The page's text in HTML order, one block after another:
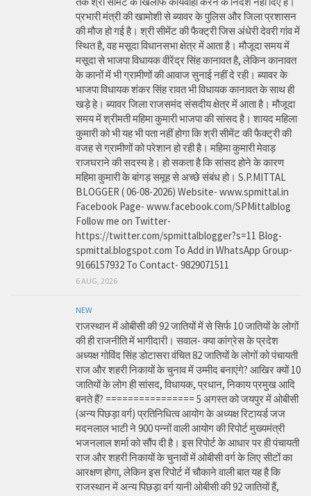
प्रभारी मंत्री की खामोशी से ब्यावर के पुलिस और जिला प्रशासन
की मौज हो गई है। श्री सीमेंट की फैक्ट्री जिस अंधेरी देवरी गांव में
स्थित है, वह मसूदा विधानसभा क्षेत्र में आता है। मौजूदा समय में
मसूदा से भाजपा विधायक वीरेंद्र सिंह कानावत है, लेकिन कानावत
के कानों में भी ग्रामीणों की आवाज सुनाई नहीं दे रही। ब्यावर के
भाजपा विधायक शंकर सिंह रावत भी विधायक कानावत के साथ ही
खड़े हे। ब्यावर जिला राजसमंद संसदीय क्षेत्र में आता है। मौजूदा
समय में श्रीमती महिमा कुमारी भाजपा की सांसद है। शायद महिला
कुमारी को भी यह भी पता नहीं होगा कि श्री सीमेंट की फैक्ट्री की
वजह से ग्रामीणों को परेशान हो रही है। महिमा कुमारी मेवाड़
राजघराने की सदस्य हे। हो सकता है कि सांसद होने के कारण
महिमा कुमारी के बांगड़ समूह से अच्छे संबंध हो। S.P.MITTAL
BLOGGER ( 06-08-2026) Website- www.spmittal.in
Facebook Page- www.facebook.com/SPMittalblog
Follow me on Twitter-
https://twitter.com/spmittalblogger?s=11 Blog-
spmittal.blogspot.com To Add in WhatsApp Group-
9166157932 To Contact- 9829071511
6 AUG, 2026
NEW
राजस्थान में ओबीसी की 92 जातियों में से सिर्फ 10 जातियों के लोगों
की ही राजनीति में भागीदारी। सवाल- क्या कांग्रेस के प्रदेश
अध्यक्ष गोविंद सिंह डोटासरा वंचित 82 जातियों के लोगों को पंचायती
राज और शहरी निकायों के चुनाव में उम्मीद बनाएंगे? आखिर क्यों 10
जातियों के लोग ही सांसद, विधायक, प्रधान, निकाय प्रमुख आदि
बनते हैं? ================ 5 अगस्त को जयपुर में ओबीसी
(अन्य पिछड़ा वर्ग) प्रतिनिधित्व आयोग के अध्यक्ष रिटायर्ड जज
मदनलाल भाटी ने 900 पन्नों वाली आयोग की रिपोर्ट मुख्यमंत्री
भजनलाल शर्मा को सौंप दी है। इस रिपोर्ट के आधार पर ही पंचायती
राज और शहरी निकायों के चुनावों में ओबीसी वर्ग के लिए सीटों का
आरक्षण होगा, लेकिन इस रिपोर्ट में चौकाने वाली बात यह है कि
राजस्थान में अन्य पिछड़ा वर्ग यानी ओबीसी की 92 जातियों हैं,